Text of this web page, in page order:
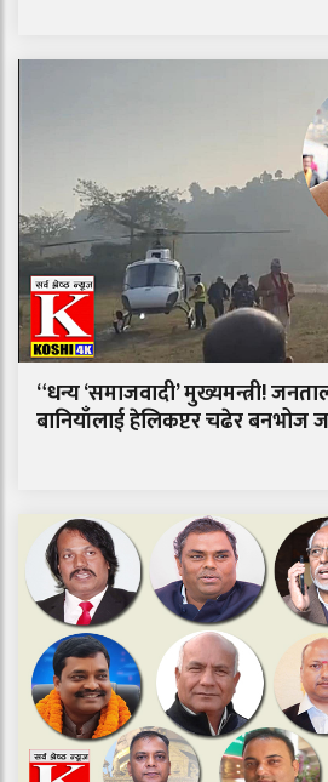
“धन्य ‘समाजवादी’ मुख्यमन्त्री!
बानियाँलाई हेलिकप्टर चढेर बनभोज